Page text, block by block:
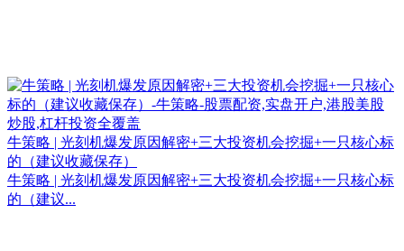
牛策略 | 光刻机爆发原因解密+三大投资机会挖掘+一只核心标
的（建议收藏保存）
牛策略 | 光刻机爆发原因解密+三大投资机会挖掘+一只核心标
的（建议...